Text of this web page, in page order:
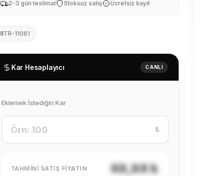
2-3 gün teslimat Stoksuz satış Ücretsiz kayıt
TR-11061
Kar Hesaplayıcı CANLI
Eklemek İstediğin Kar
₺
TAHMINI SATIŞ FIYATIN XX,XX ₺